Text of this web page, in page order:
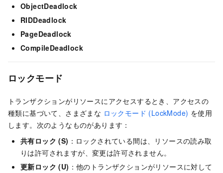
ObjectDeadlock
RIDDeadlock
PageDeadlock
CompileDeadlock
ロックモード
トランザクションがリソースにアクセスするとき、アクセスの
種類に基づいて、さまざまな ロックモード (LockMode) を使用
します。次のようなものがあります：
共有ロック (S) ：ロックされている間は、リソースの読み取
りは許可されますが、変更は許可されません。
更新ロック (U) ：他のトランザクションがリソースに対して